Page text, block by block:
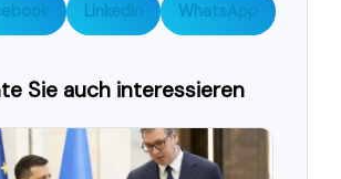
LinkedIn WhatsApp
Sie auch interessieren